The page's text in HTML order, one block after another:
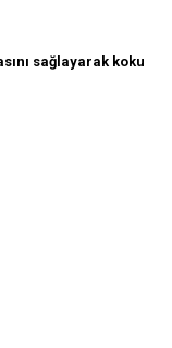
sağlayarak koku